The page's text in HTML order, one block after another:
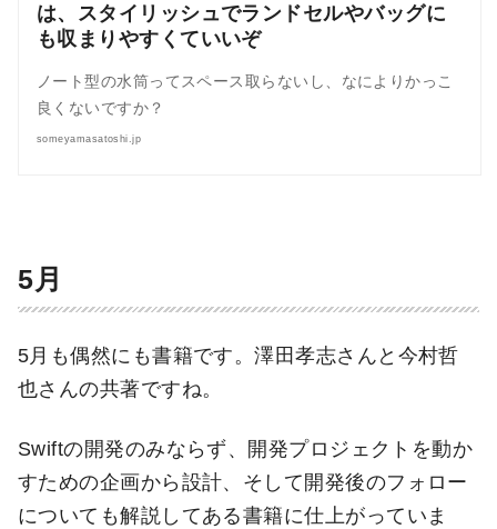
は、スタイリッシュでランドセルやバッグに
も収まりやすくていいぞ
ノート型の水筒ってスペース取らないし、なによりかっこ
良くないですか？
someyamasatoshi.jp
5月
5月も偶然にも書籍です。澤田孝志さんと今村哲
也さんの共著ですね。
Swiftの開発のみならず、開発プロジェクトを動か
すための企画から設計、そして開発後のフォロー
についても解説してある書籍に仕上がっていま